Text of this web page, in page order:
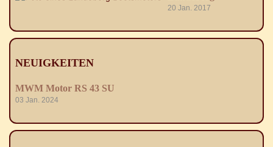
20 Jan. 2017
NEUIGKEITEN
MWM Motor RS 43 SU
03 Jan. 2024